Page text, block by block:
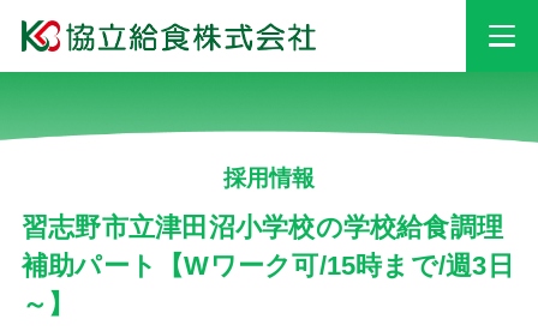
事業情報
安心・安全への取り組み
採用情報
習志野市立津田沼小学校の学校給食調理
補助パート【Wワーク可/15時まで/週3日
～】